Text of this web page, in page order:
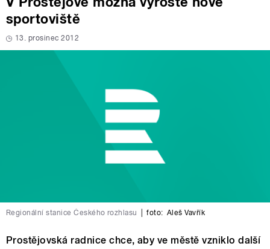
sportoviště
13. prosinec 2012
Regionální stanice Českého rozhlasu foto: Aleš Vavřík
Prostějovská radnice chce, aby ve městě vzniklo další